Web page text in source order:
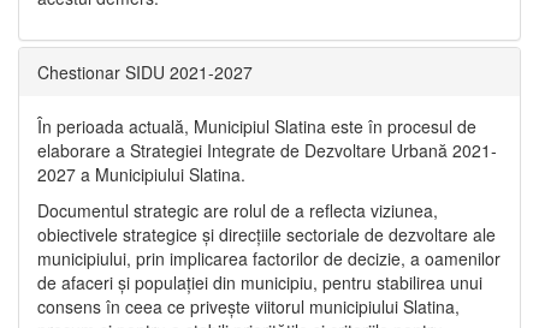
Chestionar SIDU 2021-2027
În perioada actuală, Municipiul Slatina este în procesul de
elaborare a Strategiei Integrate de Dezvoltare Urbană 2021‐
2027 a Municipiului Slatina.
Documentul strategic are rolul de a reflecta viziunea,
obiectivele strategice și direcțiile sectoriale de dezvoltare ale
municipiului, prin implicarea factorilor de decizie, a oamenilor
de afaceri și populației din municipiu, pentru stabilirea unui
consens în ceea ce privește viitorul municipiului Slatina,